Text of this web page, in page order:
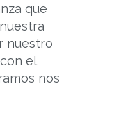
que
nuestro
el
nos